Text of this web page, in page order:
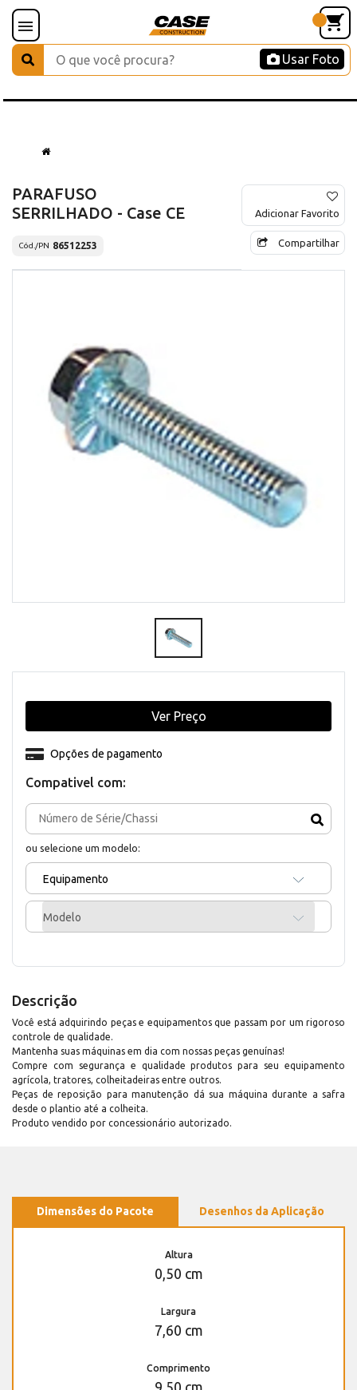
Usar Foto
PARAFUSO
SERRILHADO - Case CE
Cód./PN 86512253
Adicionar Favorito
Compartilhar
Compativel com:
ou selecione um modelo:
Equipamento
Modelo
Opções de pagamento
Ver Preço
Descrição
Você está adquirindo peças e equipamentos que passam por um rigoroso
controle de qualidade.
Mantenha suas máquinas em dia com nossas peças genuínas!
Compre com segurança e qualidade produtos para seu equipamento
agrícola, tratores, colheitadeiras entre outros.
Peças de reposição para manutenção dá sua máquina durante a safra
desde o plantio até a colheita.
Produto vendido por concessionário autorizado.
Dimensões do Pacote Desenhos da Aplicação
Altura
0,50 cm
Largura
7,60 cm
Comprimento